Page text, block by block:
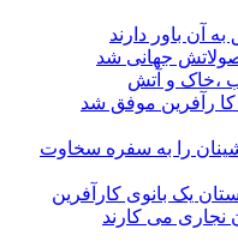
آن باور دارند
جهانی شد
،خاک و آتش
رآفرین موفق شد
را به سفره سخاوت
یک بانوی کارآفرین
نجاری می کارند